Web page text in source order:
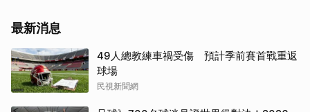
最新消息
49人總教練車禍受傷 預計季前賽首戰重返
球場
民視新聞網